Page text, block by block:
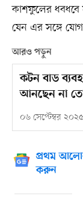
কাশফুলের
যেন এর সঙ্গে
আরও পড়ুন
কটন বাড
আনছেন না
০৬ সেপ্টেম্বর ২০২৫
প্রথম
করুন